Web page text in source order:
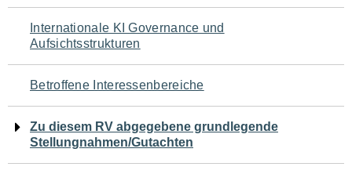
Navigation
für
den
Seiteninhalt
Internationale KI Governance und
Aufsichtsstrukturen
Betroffene Interessenbereiche
Zu diesem RV abgegebene grundlegende
Stellungnahmen/Gutachten